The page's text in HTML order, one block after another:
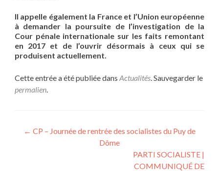
Il appelle également la France et l’Union européenne
à demander la poursuite de l’investigation de la
Cour pénale internationale sur les faits remontant
en 2017 et de l’ouvrir désormais à ceux qui se
produisent actuellement.
Cette entrée a été publiée dans Actualités. Sauvegarder le
permalien.
Navigation
← CP – Journée de rentrée des socialistes du Puy de
Dôme
PARTI SOCIALISTE |
COMMUNIQUÉ DE